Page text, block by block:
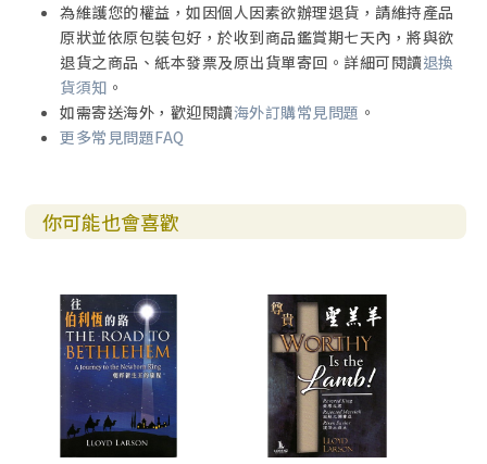
為維護您的權益，如因個人因素欲辦理退貨，請維持產品
原狀並依原包裝包好，於收到商品鑑賞期七天內，將與欲
退貨之商品、紙本發票及原出貨單寄回。詳細可閱讀退換
貨須知 。
如需寄送海外，歡迎閱讀海外訂購常見問題 。
更多常見問題FAQ
你可能也會喜歡